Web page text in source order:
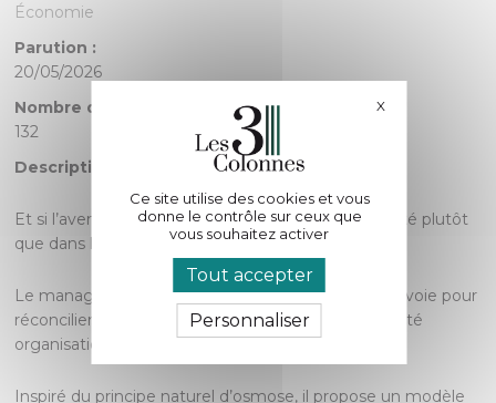
Économie
Parution :
20/05/2026
Nombre de pages :
132
Description :
Et si l’avenir du management résidait dans la fluidité plutôt
que dans la rigidité ?
Le management osmotique explore une nouvelle voie pour
réconcilier leadership, intelligence collective et agilité
organisationnelle.
Inspiré du principe naturel d’osmose, il propose un modèle
Ce site utilise des cookies et vous
donne le contrôle sur ceux que
vous souhaitez activer
Tout accepter
Personnaliser
XMasquer le